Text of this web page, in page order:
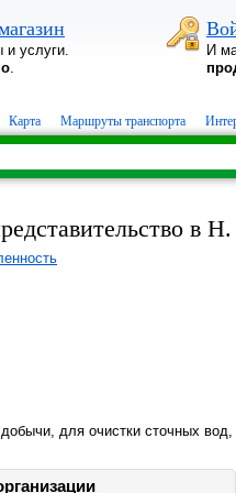
и услуги.
.
И
Карта Маршруты транспорта
в Н.
для очистки сточных вод,